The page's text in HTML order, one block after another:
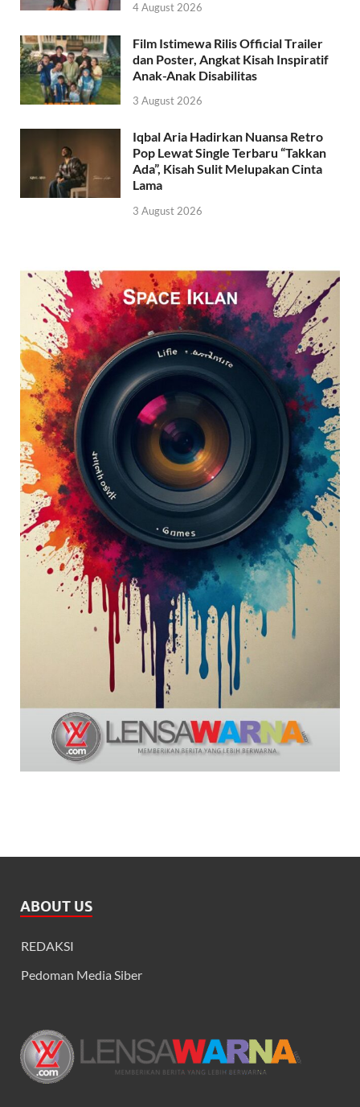
4 August 2026
Film Istimewa Rilis Official Trailer
dan Poster, Angkat Kisah Inspiratif
Anak-Anak Disabilitas
3 August 2026
Iqbal Aria Hadirkan Nuansa Retro
Pop Lewat Single Terbaru “Takkan
Ada”, Kisah Sulit Melupakan Cinta
Lama
3 August 2026
ABOUT US
REDAKSI
Pedoman Media Siber